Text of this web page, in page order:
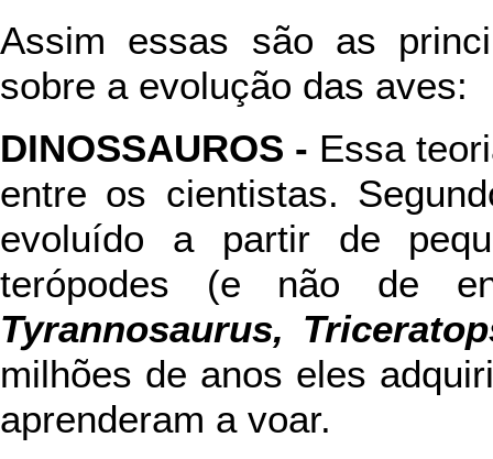
Assim essas são as
sobre a evolução das aves:
DINOSSAUROS - Essa
entre os cientistas.
evoluído a partir de
terópodes (e não de
Tyrannosaurus,
milhões de anos eles
aprenderam a voar.